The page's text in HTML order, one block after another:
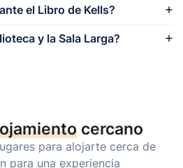
el Libro de Kells?
y la Sala Larga?
cercano
para alojarte cerca de
para una experiencia